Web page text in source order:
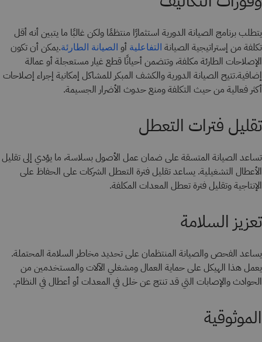
يتطلب برنامج الصيانة الدورية استثمارًا منتظمًا ولكن غالبًا ما يتبين أنه أقل
تكلفة من إستراتيجية الصيانة التفاعلية أو الصيانة الطارئة.يمكن أن تكون
الإصلاحات الطارئة مكلفة، وتتضمن أحيانًا قطع غيار مستعجلة أو عمالة
إضافية.تتيح الصيانة الدورية والكشف المبكر للمشاكل إمكانية إجراء إصلاحات
أكثر فعالية من حيث التكلفة ومنع حدوث الأضرار الجسيمة.
تقليل فترات التعطل
تساعد الصيانة المتسقة على ضمان عمل الأصول بسلاسة، ما يؤدي إلى تقليل
الأعطال التشغيلية. يساعد تقليل فترة التعطل الشركات على الحفاظ على
الإنتاجية وتقليل فترة تعطل المعدات المكلفة.
تعزيز السلامة
يساعد الفحص والصيانة المنتظمان على تحديد مخاطر السلامة المحتملة.
يعمل هذا الهيكل على حماية العمال ومشغلي الآلات والمستخدمين من
الحوادث والإصابات التي قد تنتج عن خلل في المعدات أو أعطال في النظام.
الموثوقية